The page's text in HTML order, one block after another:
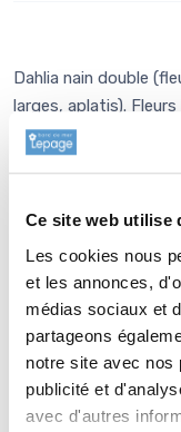
Ce site web utilise
Les cookies nous
et les annonces,
médias sociaux et
partageons
notre site avec nos
publicité et
avec d'autres
Dahlia nain double
larges, aplatis). Fleurs
Informations
Famille : Asteraceae
Genre : DAHLIA
Nom vernaculaire :
Cultivar : 'Gallery Art
Plantation
Fair'
Le principe de